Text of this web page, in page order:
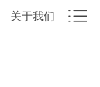
关于我们